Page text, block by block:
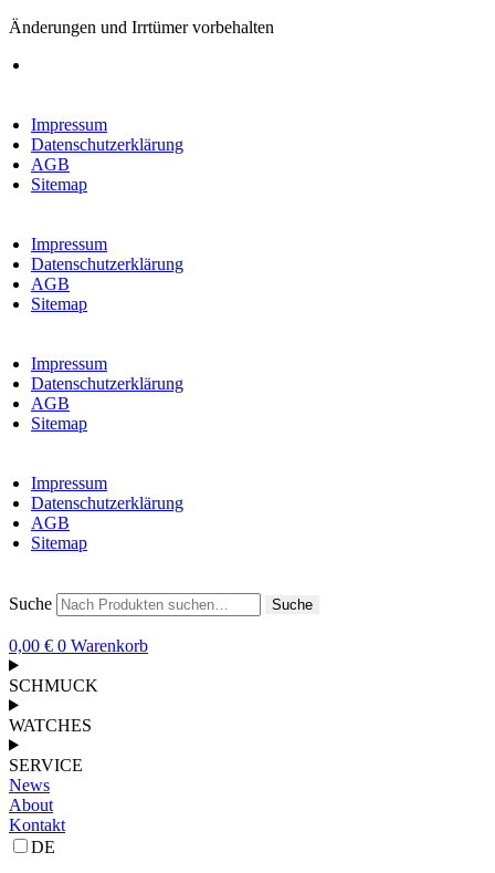
Änderungen und Irrtümer vorbehalten
Impressum
Datenschutzerklärung
AGB
Sitemap
Impressum
Datenschutzerklärung
AGB
Sitemap
Impressum
Datenschutzerklärung
AGB
Sitemap
Impressum
Datenschutzerklärung
AGB
Sitemap
Suche Suche
0,00 € 0 Warenkorb
SCHMUCK
WATCHES
SERVICE
News
About
Kontakt
DE